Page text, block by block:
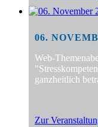
06.
Web-
ganzheitlich
Zur